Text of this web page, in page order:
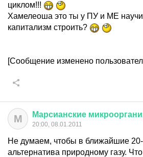
циклом!!!
Хамелеоша это ты у ПУ и МЕ
капитализм строить?
[Сообщение изменено
М Марсианские
20:00, 08.01.2011
Не думаем, чтобы в ближайшие 20-
альтернатива природному газу. Что